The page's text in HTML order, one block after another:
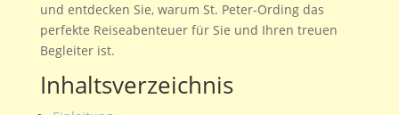
und entdecken Sie, warum St. Peter-Ording das
perfekte Reiseabenteuer für Sie und Ihren treuen
Begleiter ist.
Inhaltsverzeichnis